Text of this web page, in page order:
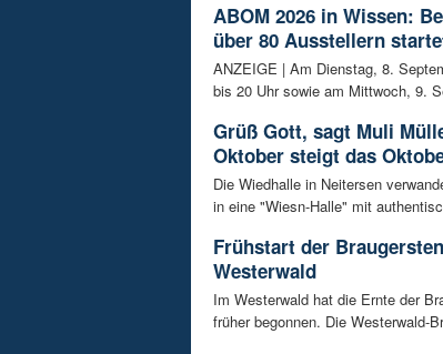
ABOM 2026 in Wissen:
über 80 Ausstellern
ANZEIGE | Am Dienstag, 8.
bis 20 Uhr sowie am Mittwoch, 9.
Grüß Gott, sagt Muli
Oktober steigt das
Die Wiedhalle in Neitersen
in eine "Wiesn-Halle" mit
Frühstart der
Westerwald
Im Westerwald hat die Ernte der
früher begonnen. Die Westerwald-